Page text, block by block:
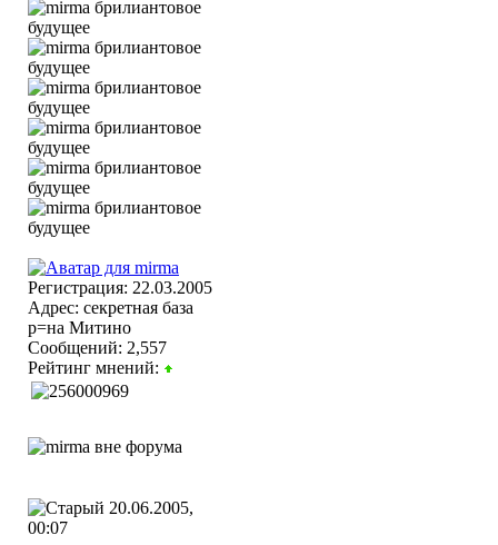
Регистрация: 22.03.2005
Адрес: секретная база
р=на Митино
Сообщений: 2,557
Рейтинг мнений:
20.06.2005,
00:07